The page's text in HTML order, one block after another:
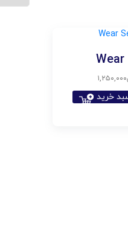
۱,۲۵۰,۰۰۰
خرید